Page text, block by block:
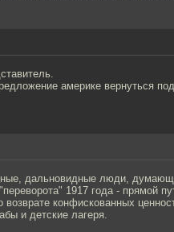
америке вернуться под
дальновидные люди,
1917 года - прямой
конфискованных
и детские лагеря.